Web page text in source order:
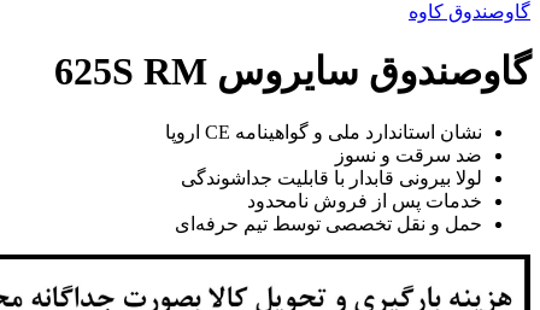
گاوصندوق کاوه
گاوصندوق سایروس 625S RM
نشان استاندارد ملی و گواهینامه CE اروپا
ضد سرقت و نسوز
لولا بیرونی قابدار با قابلیت جداشوندگی
خدمات پس از فروش نامحدود
حمل و نقل تخصصی توسط تیم حرفه‌ای